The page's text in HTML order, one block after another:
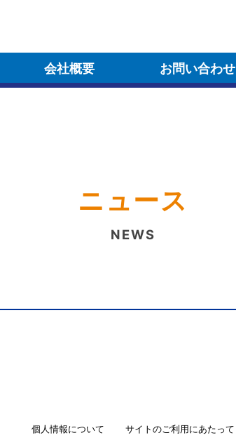
会社概要 お問い合わせ
ニュース
NEWS
個人情報について
サイトのご利用にあたって